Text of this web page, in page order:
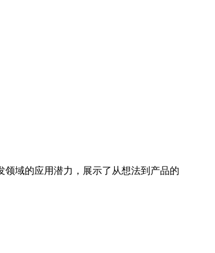
域的应用潜力，展示了从想法到产品的